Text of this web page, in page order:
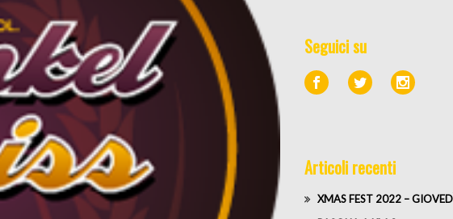
Seguici su
Articoli recenti
XMAS FEST 2022 –